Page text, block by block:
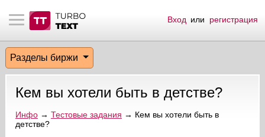
материалы
биржи
эфир
сообщения
по форуму
Вход или регистрация
Разделы биржи
Кем вы хотели быть в детстве?
Инфо→ Тестовые задания → Кем вы хотели быть в
детстве?